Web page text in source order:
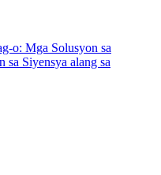
o: Mga Solusyon sa
sa Siyensya alang sa